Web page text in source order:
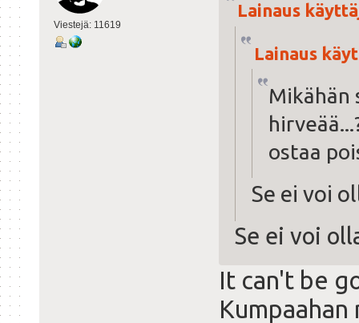
Viestejä: 11619
Lainaus
Lainaus
Mikähän
ostaa
Se ei voi
Se ei voi
It can't be
Kumpaahan